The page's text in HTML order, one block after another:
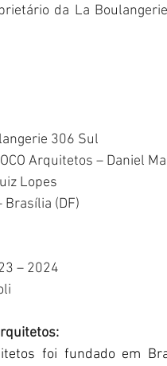
da La
306 Sul
Arquitetos – Daniel
Lopes
Brasília (DF)
– 2024
foi fundado em